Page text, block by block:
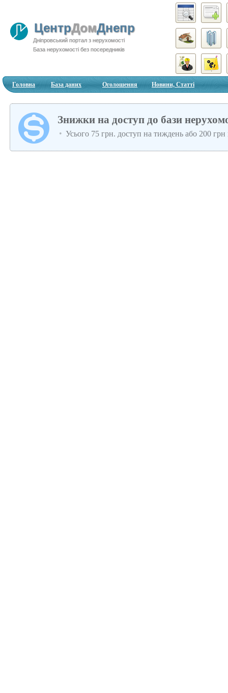
ЦентрДомДнепр
Дніпровський портал з нерухомості
База нерухомості без посередників
Головна База даних Оголошення Новини, Статті
Знижки на доступ до бази
Усього 75 грн. доступ на тиждень або 200 грн